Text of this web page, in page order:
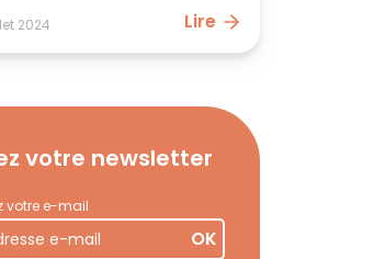
2024 Lire
votre newsletter
votre e-mail
OK